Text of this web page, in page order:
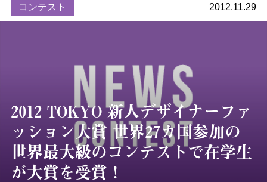
コンテスト 2012.11.29
2012 TOKYO 新人デザイナーファ
ッション大賞 世界27カ国参加の
世界最大級のコンテストで在学生
が大賞を受賞！